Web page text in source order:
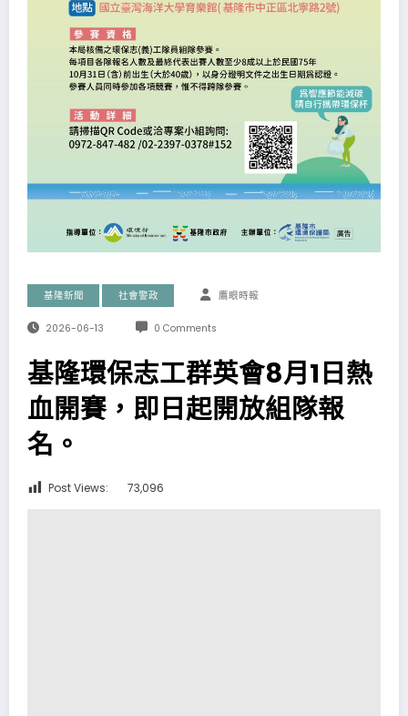
基隆新聞 社會警政 鷹眼時報
2026-06-13 0 Comments
基隆環保志工群英會8月1日熱
血開賽，即日起開放組隊報
名。
Post Views: 73,096